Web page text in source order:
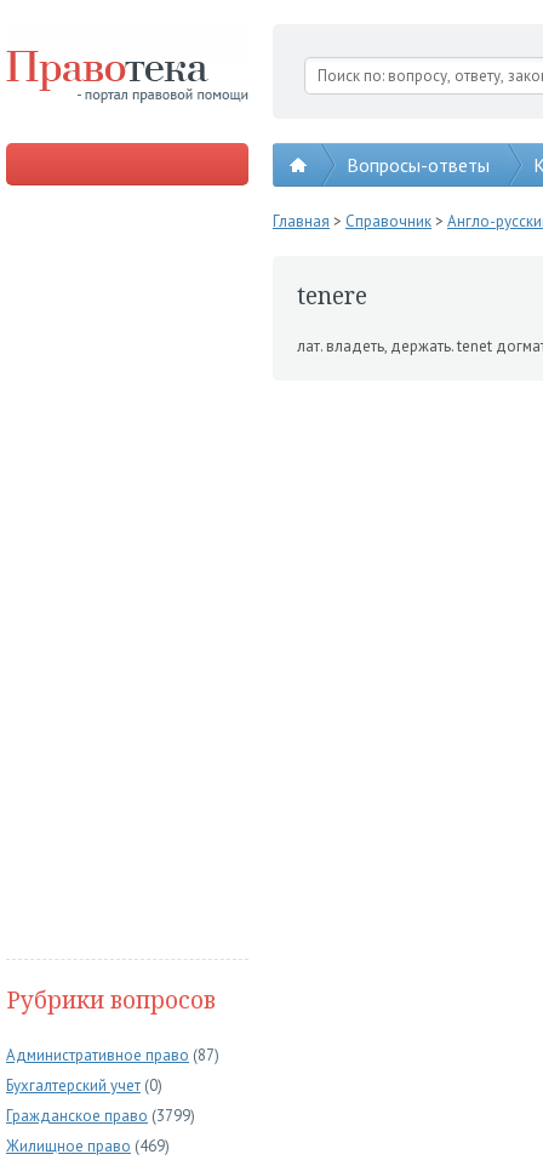
Вопросы-ответы
Рубрики вопросов
Административное право (87)
Бухгалтерский учет (0)
Гражданское право (3799)
Жилищное право (469)
Главная > Справочник> Англо-
tenere
лат. владеть, держать. tenet